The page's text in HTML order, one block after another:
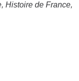
Histoire de France,